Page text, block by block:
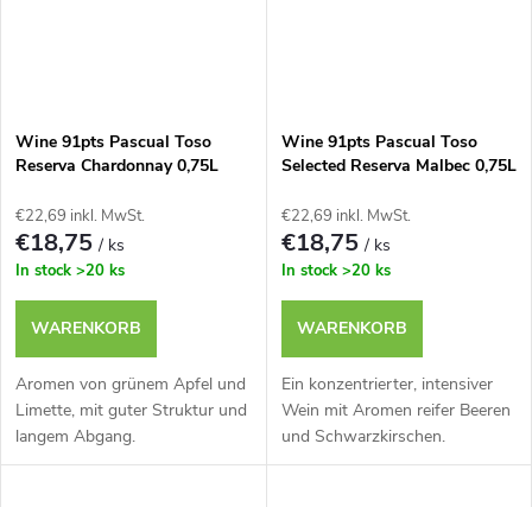
Wine 91pts Pascual Toso
Reserva Chardonnay 0,75L
€22,69 inkl. MwSt.
€18,75/ ks
In stock >20 ks
WARENKORB
Aromen von grünem Apfel und
Limette, mit guter Struktur und
langem Abgang.
Wine 91pts Pascual Toso
Selected Reserva Malbec 0,75L
€22,69 inkl. MwSt.
€18,75/ ks
In stock >20 ks
WARENKORB
Ein konzentrierter, intensiver
Wein mit Aromen reifer Beeren
und Schwarzkirschen.